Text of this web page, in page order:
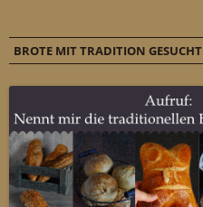
BROTE MIT TRADITION GESUCHT